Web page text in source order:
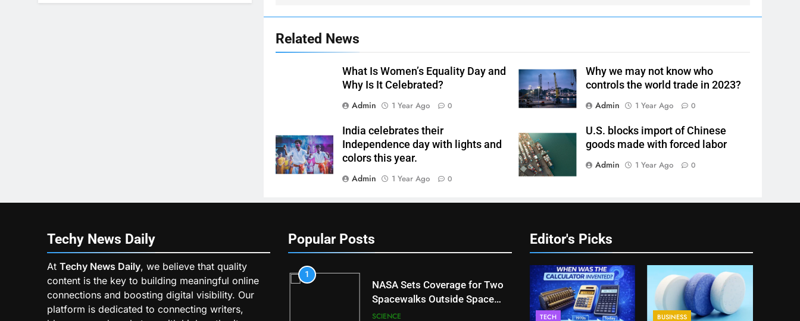
Related News
What Is Women’s Equality Day and
Why Is It Celebrated?
Admin
1 Year Ago 0
Why we may not know who
controls the world trade in 2023?
Admin
1 Year Ago 0
India celebrates their
Independence day with lights and
colors this year.
Admin
1 Year Ago 0
U.S. blocks import of Chinese
goods made with forced labor
Admin
1 Year Ago 0
Techy News Daily
At Techy News Daily, we believe that quality
content is the key to building meaningful online
connections and boosting digital visibility. Our
platform is dedicated to connecting writers,
Popular Posts
1
NASA Sets Coverage for Two
Spacewalks Outside Space
Station
SCIENCE
Editor's Picks
TECH BUSINESS